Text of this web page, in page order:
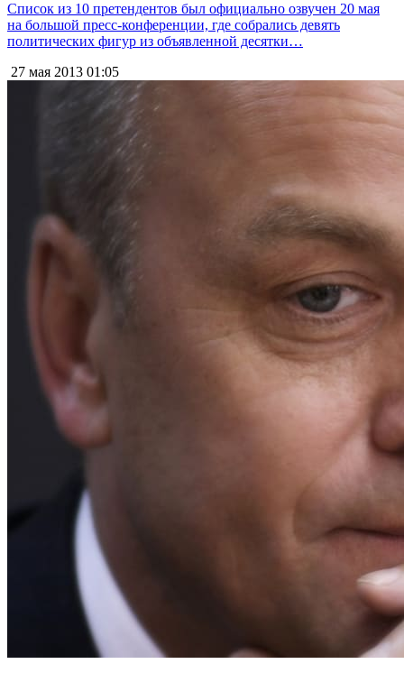
Список из 10 претендентов был официально озвучен 20 мая
на большой пресс-конференции, где собрались девять
политических фигур из объявленной десятки…
27 мая 2013 01:05